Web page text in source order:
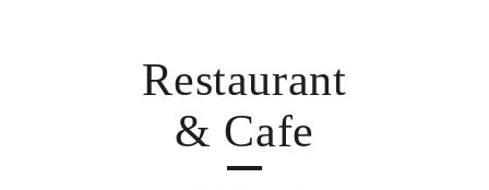
Restaurant
& Cafe